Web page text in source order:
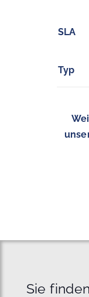
SLA
Typ
Sie